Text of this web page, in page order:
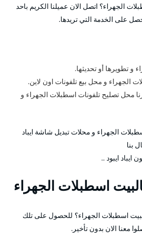
الجهراء؟ اتصل الان عميلنا الكريم باحد
على الخدمة التي تريدها.
و تطويرها أو تحديثها.
الجهراء و محل بيع تلفونات اون لاين.
محل تصليح تلفونات اسطبلات الجهراء و
الجهراء و محلات تبديل شاشة ايباد
بنا
ايباد ايبود ..
اسطبلات الجهراء
اسطبلات الجهراء؟ للحصول على تلك
معنا الان بدون تأخير.